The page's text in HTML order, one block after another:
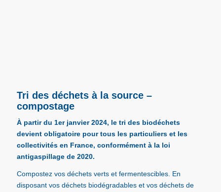
Tri des déchets à la source –
compostage
À partir du 1er janvier 2024, le tri des biodéchets
devient obligatoire pour tous les particuliers et les
collectivités en France, conformément à la loi
antigaspillage de 2020.
Compostez vos déchets verts et fermentescibles. En
disposant vos déchets biodégradables et vos déchets de